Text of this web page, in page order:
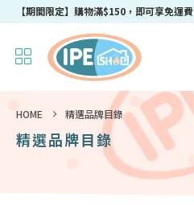
【期間限定】購物滿$150，即可享免運費
HOME 精選品牌目錄
精選品牌目錄